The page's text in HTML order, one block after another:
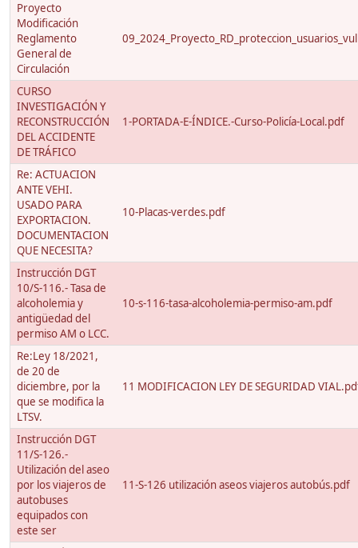
Proyecto
Modificación
Reglamento
General de
Circulación
CURSO
INVESTIGACIÓN Y
RECONSTRUCCIÓN
DEL ACCIDENTE
DE TRÁFICO
1-PORTADA-E-ÍNDICE.-Curso-Policía-Local.pdf
Re: ACTUACION
ANTE VEHI.
USADO PARA
EXPORTACION.
DOCUMENTACION
QUE NECESITA?
10-Placas-verdes.pdf
Instrucción DGT
10/S-116.- Tasa de
alcoholemia y
antigüedad del
permiso AM o LCC.
10-s-116-tasa-alcoholemia-permiso-am.pdf
Re:Ley 18/2021,
de 20 de
diciembre, por la
que se modifica la
LTSV.
11 MODIFICACION LEY DE SEGURIDAD
Instrucción DGT
11/S-126.-
Utilización del aseo
por los viajeros de
autobuses
equipados con
este ser
11-S-126 utilización aseos viajeros autobús.pdf